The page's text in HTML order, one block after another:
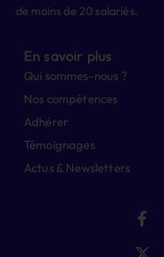
de moins de 20 salariés.
En savoir plus
Qui sommes-nous ?
Nos compétences
Adhérer
Témoignages
Actus & Newsletters